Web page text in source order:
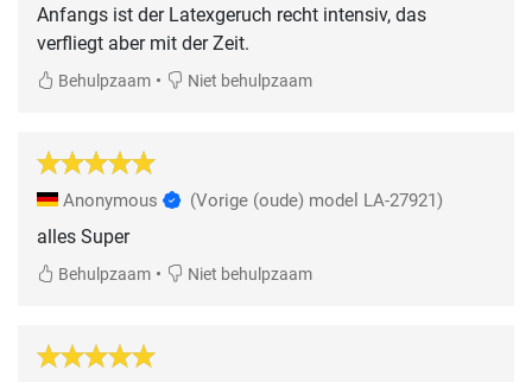
Anfangs ist der Latexgeruch recht intensiv, das
Behulpzaam • Niet behulpzaam
Anonymous (Vorige (oude) model LA-27921)
alles Super
Behulpzaam • Niet behulpzaam